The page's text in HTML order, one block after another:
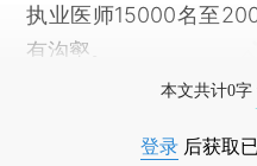
执业医师15000名至
有沟壑。
本文共计0
登录 后获取